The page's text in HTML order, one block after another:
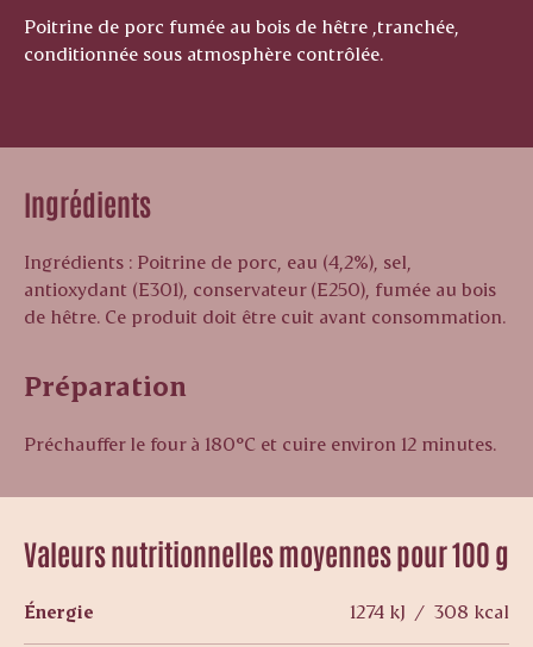
Poitrine de porc fumée au bois de hêtre ,tranchée,
conditionnée sous atmosphère contrôlée.
Valeurs nutritionnelles moyennes pour 100 g
Énergie 1274 kJ / 308 kcal
Ingrédients
Ingrédients : Poitrine de porc, eau (4,2%), sel,
antioxydant (E301), conservateur (E250), fumée au bois
de hêtre. Ce produit doit être cuit avant consommation.
Préparation
Préchauffer le four à 180°C et cuire environ 12 minutes.